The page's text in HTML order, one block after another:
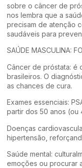
sobre o câncer de
nos lembra que a
precisam de atenção
saudáveis para
SAÚDE MASCULINA:
Câncer de próstata: é
brasileiros. O
as chances de cura.
Exames essenciais:
partir dos 50 anos (ou
Doenças
hipertensão,
Saúde mental:
emoções ou procurar